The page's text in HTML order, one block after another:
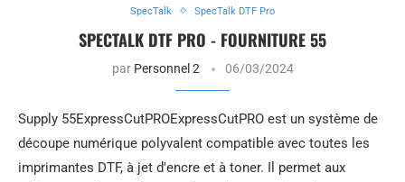
SpecTalk SpecTalk DTF Pro
SPECTALK DTF PRO - FOURNITURE 55
par Personnel 2 06/03/2024
Supply 55ExpressCutPROExpressCutPRO est un système de
découpe numérique polyvalent compatible avec toutes les
imprimantes DTF, à jet d'encre et à toner. Il permet aux